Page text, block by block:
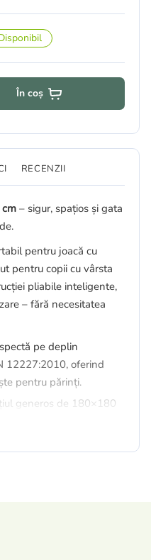
În coș
RECENZII
– sigur, spațios și gata
pentru joacă cu
pentru copii cu vârsta
pliabile inteligente,
– fără necesitatea
pe deplin
12227:2010, oferind
pentru părinți.
generos de 180×180
circulație excelentă a